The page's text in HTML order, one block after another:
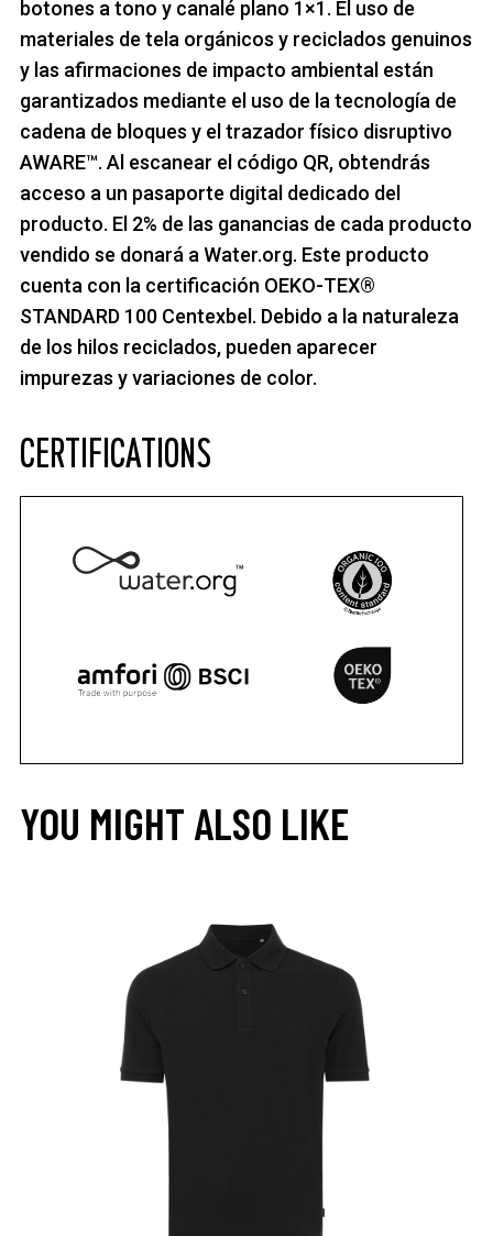
botones a tono y canalé plano 1×1. El uso de
materiales de tela orgánicos y reciclados genuinos
y las afirmaciones de impacto ambiental están
garantizados mediante el uso de la tecnología de
cadena de bloques y el trazador físico disruptivo
AWARE™. Al escanear el código QR, obtendrás
acceso a un pasaporte digital dedicado del
producto. El 2% de las ganancias de cada producto
vendido se donará a Water.org. Este producto
cuenta con la certificación OEKO-TEX®
STANDARD 100 Centexbel. Debido a la naturaleza
de los hilos reciclados, pueden aparecer
impurezas y variaciones de color.
CERTIFICATIONS
YOU MIGHT ALSO LIKE